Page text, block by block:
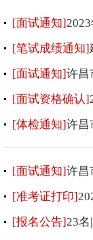
[面试通知]
[笔试成绩通知]
[面试通知]许昌
[面试资格确认]
[体检通知]许昌
[面试通知]许昌
[准考证打印]
[报名公告]23